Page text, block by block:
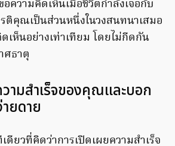
อความคิดเห็นเมื่อชีวิตกำลังเจอกับ
ติคุณเป็นส่วนหนึ่งในวงสนทนาเสมอ
เห็นอย่างเท่าเทียม โดยไม่กีดกัน
ศธาตุ
วามสำเร็จของคุณและบอก
ยดาย
ดียวที่คิดว่าการเปิดเผยความสำเร็จ